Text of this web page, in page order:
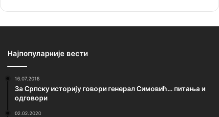
Најпопуларније вести
16.07.2018
За Српску историју говори генерал Симовић… питања и
одговори
02.02.2020